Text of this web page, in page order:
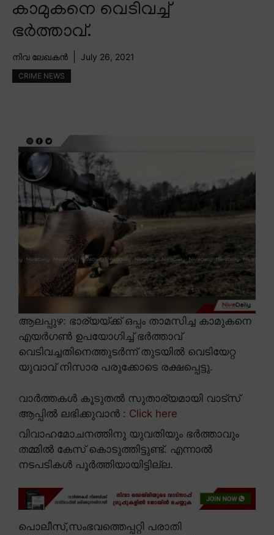
കാമുകനെ വെടിവച്ച്
ഭർത്താവ്.
നിവ ലേഖകൻ July 26, 2021
CRIME NEWS
ആലപ്പുഴ: ഭാര്യയ്ക്ക് ഒപ്പം താമസിച്ച കാമുകനെ
എയർഗൺ ഉപയോഗിച്ച് ഭർത്താവ്
വെടിവച്ചതിനെത്തുടർന്ന് തുടയിൽ വെടിയേറ്റ
യുവാവ് നിസാര പരുക്കോടെ രക്ഷപ്പെട്ടു.
വാർത്തകൾ കൂടുതൽ സുതാര്യമായി വാട്സ്
ആപ്പിൽ ലഭിക്കുവാൻ : Click here
വിവാഹമോചനത്തിനു യുവതിയും ഭർത്താവും
തമ്മിൽ കേസ് കൊടുത്തിട്ടുണ്ട്. എന്നാൽ
നടപടികൾ പൂർത്തിയായിട്ടില്ല.
പൊലീസ്,സംഭവത്തെപ്പറ്റി പരാതി